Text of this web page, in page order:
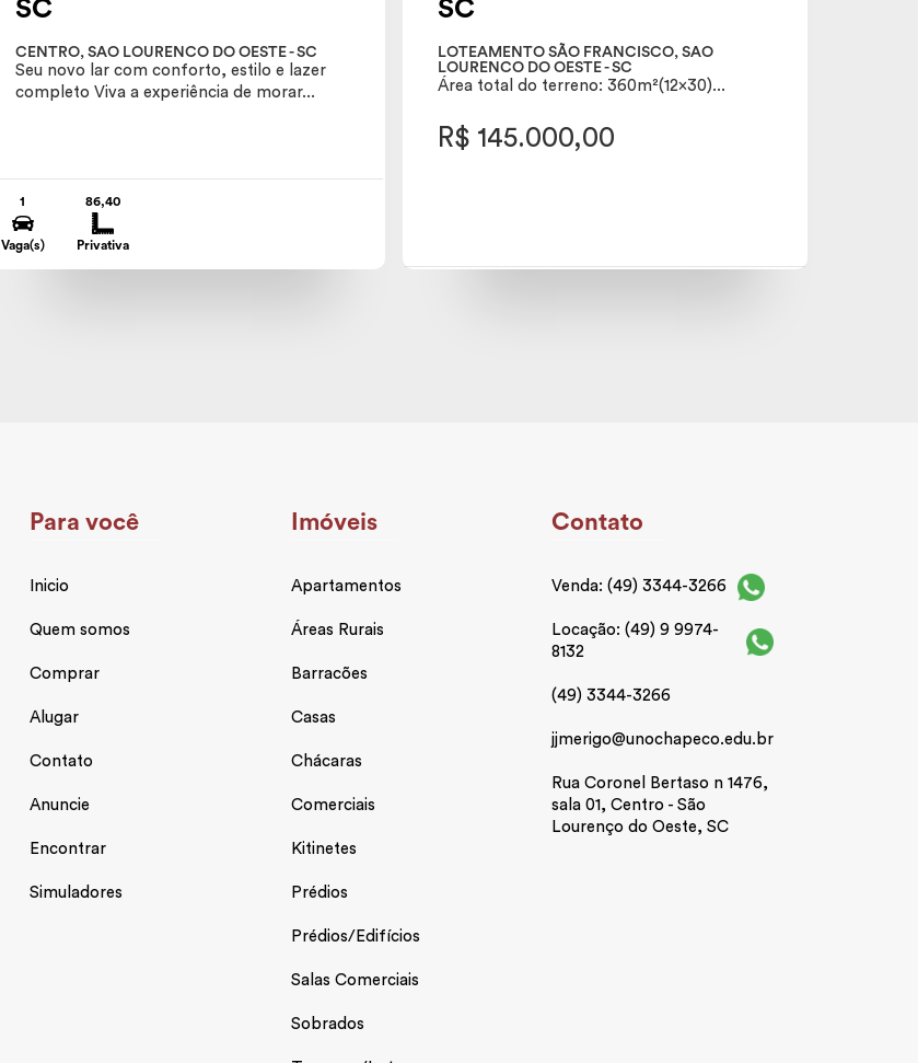
SC
CENTRO, SAO LOURENCO DO OESTE - SC
Seu novo lar com conforto, estilo e lazer
completo Viva a experiência de morar...
1
Vaga(s)
86,40
Privativa
SC
LOTEAMENTO SÃO FRANCISCO, SAO
LOURENCO DO OESTE - SC
Área total do terreno: 360m²(12x30)...
R$ 145.000,00
Para você
Inicio
Quem somos
Comprar
Alugar
Contato
Anuncie
Encontrar
Simuladores
Imóveis
Apartamentos
Áreas Rurais
Barracões
Casas
Chácaras
Comerciais
Kitinetes
Prédios
Prédios/Edifícios
Salas Comerciais
Sobrados
Contato
Venda: (49) 3344-3266
Locação: (49) 9 9974-
8132
(49) 3344-3266
jjmerigo@unochapeco.edu.br
Rua Coronel Bertaso n 1476,
sala 01, Centro - São
Lourenço do Oeste, SC